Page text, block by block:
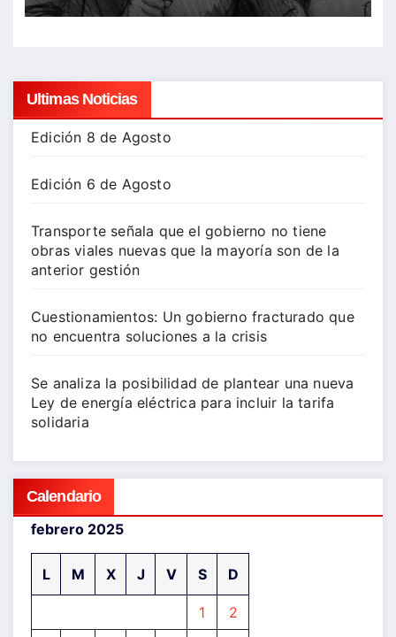
Ultimas Noticias
Edición 8 de Agosto
Edición 6 de Agosto
Transporte señala que el gobierno no tiene
obras viales nuevas que la mayoría son de la
anterior gestión
Cuestionamientos: Un gobierno fracturado que
no encuentra soluciones a la crisis
Se analiza la posibilidad de plantear una nueva
Ley de energía eléctrica para incluir la tarifa
solidaria
Calendario
febrero 2025
L M X J V S D
1
2